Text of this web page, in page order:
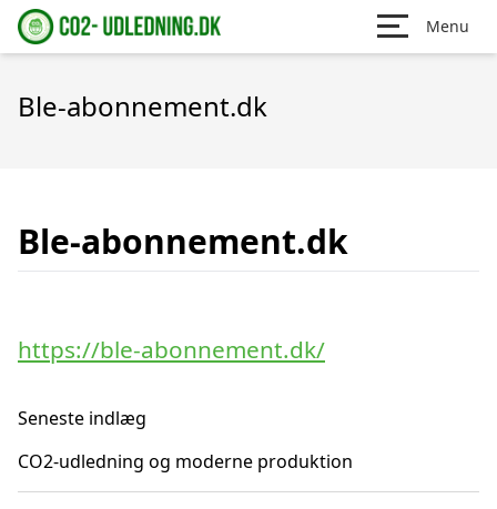
Menu
Ble-abonnement.dk
Ble-abonnement.dk
https://ble-abonnement.dk/
Seneste indlæg
CO2-udledning og moderne produktion